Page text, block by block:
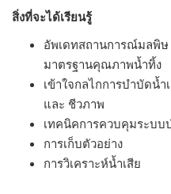
สิ่งที่จะได้เรียนรู้
อัพเดทสถานการณ์มลพิ
มาตรฐานคุณภาพน้ำทิ้ง
เข้าใจกลไกการบำบัดน้ำ
และ ชีวภาพ
เทคนิคการควบคุมระบบ
การเก็บตัวอย่าง
การวิเคราะห์น้ำเสีย